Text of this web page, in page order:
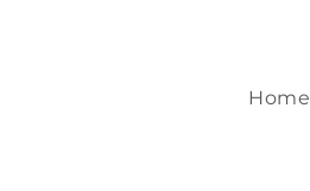
Home